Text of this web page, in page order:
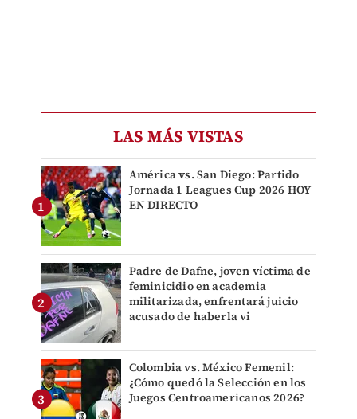
LAS MÁS VISTAS
América vs. San Diego: Partido
Jornada 1 Leagues Cup 2026 HOY
EN DIRECTO
Padre de Dafne, joven víctima de
feminicidio en academia
militarizada, enfrentará juicio
acusado de haberla vi
Colombia vs. México Femenil:
¿Cómo quedó la Selección en los
Juegos Centroamericanos 2026?